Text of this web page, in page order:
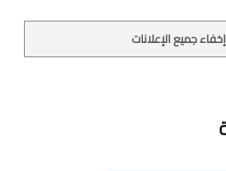
إخفاء جميع الإعلانات